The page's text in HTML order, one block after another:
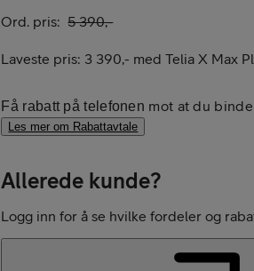
Ord. pris: 5 390,-
Laveste pris: 3 390,- medTelia X Max
Få rabatt på telefonen mot at du
Les mer om Rabattavtale
Allerede kunde?
Logg inn for å se hvilke fordeler og